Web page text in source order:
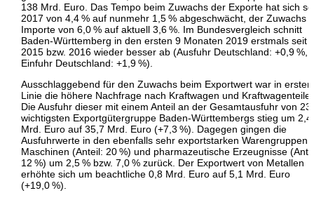
138 Mrd. Euro. Das Tempo beim Zuwachs der Exporte hat sich
2017 von 4,4 % auf nunmehr 1,5 % abgeschwächt, der Zuwachs
Importe von 6,0 % auf aktuell 3,6 %. Im Bundesvergleich schnitt
Baden-Württemberg in den ersten 9 Monaten 2019 erstmals seit
2015 bzw. 2016 wieder besser ab (Ausfuhr Deutschland: +0,9 %,
Einfuhr Deutschland: +1,9 %).
Ausschlaggebend für den Zuwachs beim Exportwert war in erster
Linie die höhere Nachfrage nach Kraftwagen und
Die Ausfuhr dieser mit einem Anteil an der Gesamtausfuhr von 23
wichtigsten Exportgütergruppe Baden-Württembergs stieg um 2,4
Mrd. Euro auf 35,7 Mrd. Euro (+7,3 %). Dagegen gingen die
Ausfuhrwerte in den ebenfalls sehr exportstarken Warengruppen
Maschinen (Anteil: 20 %) und pharmazeutische Erzeugnisse
12 %) um 2,5 % bzw. 7,0 % zurück. Der Exportwert von Metallen
erhöhte sich um beachtliche 0,8 Mrd. Euro auf 5,1 Mrd. Euro
(+19,0 %).